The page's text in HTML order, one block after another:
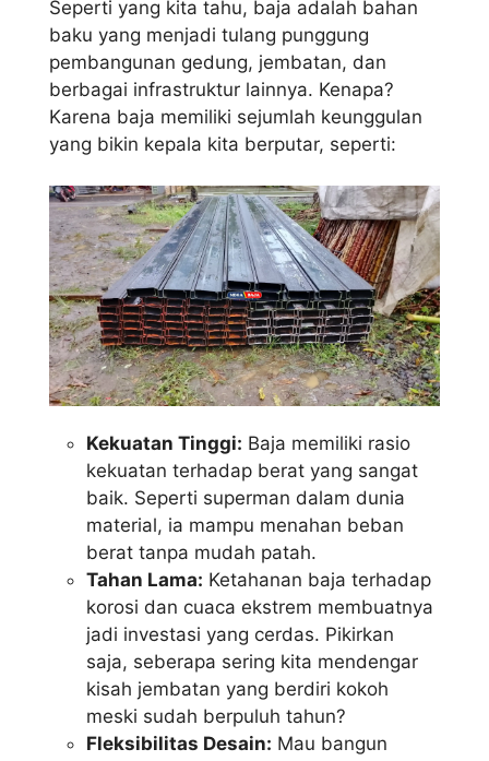
Seperti yang kita tahu, baja adalah bahan
baku yang menjadi tulang punggung
pembangunan gedung, jembatan, dan
berbagai infrastruktur lainnya. Kenapa?
Karena baja memiliki sejumlah keunggulan
yang bikin kepala kita berputar, seperti:
Kekuatan Tinggi: Baja memiliki rasio
kekuatan terhadap berat yang sangat
baik. Seperti superman dalam dunia
material, ia mampu menahan beban
berat tanpa mudah patah.
Tahan Lama: Ketahanan baja terhadap
korosi dan cuaca ekstrem membuatnya
jadi investasi yang cerdas. Pikirkan
saja, seberapa sering kita mendengar
kisah jembatan yang berdiri kokoh
meski sudah berpuluh tahun?
Fleksibilitas Desain: Mau bangun